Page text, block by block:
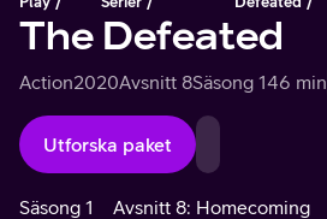
The Defeated
Action2020Avsnitt 8Säsong 146 min
Utforska paket
Säsong 1 Avsnitt 8: Homecoming